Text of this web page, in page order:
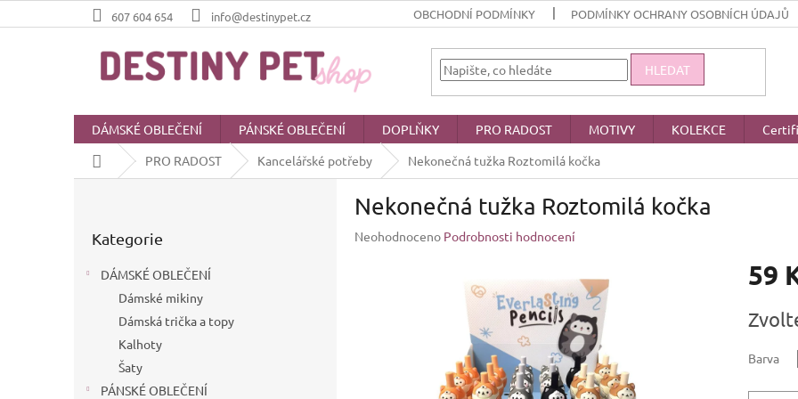
na
607 604 654 info@destinypet.cz OBCHODNÍ PODMÍNKY PODMÍNKY OCHRANY OSOBNÍCH ÚDAJŮ
HLEDAT
DÁMSKÉ OBLEČENÍ PÁNSKÉ OBLEČENÍ DOPLŇKY PRO RADOST MOTIVY KOLEKCE
Domů
PRO RADOST Kancelářské potřeby Nekonečná tužka Roztomilá kočka
kategorie
Kategorie
DÁMSKÉ OBLEČENÍ
Dámské mikiny
Dámská trička a topy
Kalhoty
Šaty
PÁNSKÉ OBLEČENÍ
Nekonečná tužka Roztomilá kočka
Průměrné
Neohodnoceno Podrobnosti hodnocení
59
cena:
Barva